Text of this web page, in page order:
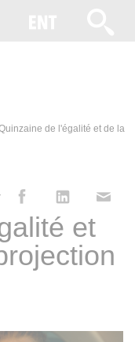
de l'égalité et de la
et